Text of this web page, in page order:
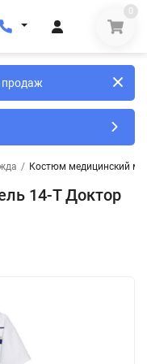
0
продаж
/ Костюм медицинский
14-T Доктор